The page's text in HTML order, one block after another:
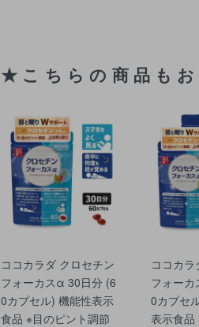
★こちらの商品もお
ココカラダ クロセチン
フォーカスα 30日分 (6
0カプセル) 機能性表示
食品 ※目のピント調節
ココカ
フォー
0カプセ
表示食品